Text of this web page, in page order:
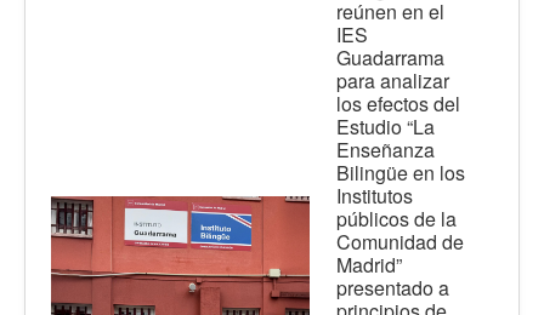
reúnen en el
IES
Guadarrama
para analizar
los efectos del
Estudio “La
Enseñanza
Bilingüe en los
Institutos
públicos de la
Comunidad de
Madrid”
presentado a